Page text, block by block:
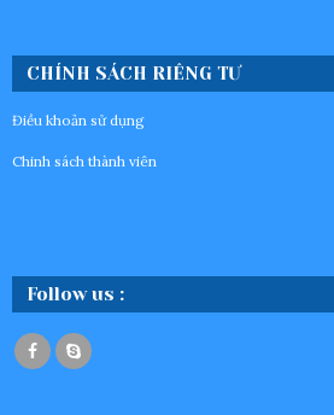
CHÍNH SÁCH RIÊNG TƯ
Điều khoản sử dụng
Chinh sách thành viên
Follow us :